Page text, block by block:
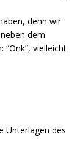
denn wir
dem
vielleicht
Unterlagen des